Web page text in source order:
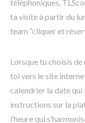
téléphoniques,
ta visite à partir du
team “cliquer et
Lorsque tu choisis
toi vers le site
calendrier la date qui
instructions sur la
l’heure qui